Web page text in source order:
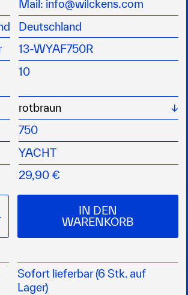
Wirksamkeit, sowie eine
Gewässer und alle
Monate vor dem Zuwasserlassen
im Folgejahr ist kein
H302, H315, H317, H319,
Mail: info@wilckens.com
Deutschland
13-WYAF750R
10
750
YACHT
29,90 €
IN DEN
WARENKORB
Sofort lieferbar (6 Stk. auf
Lager)